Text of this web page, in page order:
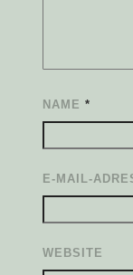
NAME*
E-MAIL-
WEBSITE